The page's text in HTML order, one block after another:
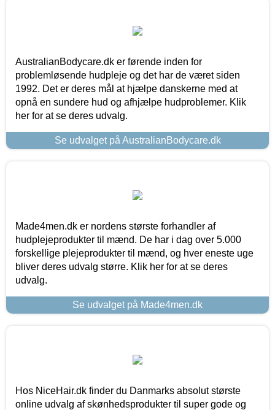
AustralianBodycare.dk er førende inden for
problemløsende hudpleje og det har de været siden
1992. Det er deres mål at hjælpe danskerne med at
opnå en sundere hud og afhjælpe hudproblemer. Klik
her for at se deres udvalg.
Se udvalget på AustralianBodycare.dk
Made4men.dk er nordens største forhandler af
hudplejeprodukter til mænd. De har i dag over 5.000
forskellige plejeprodukter til mænd, og hver eneste uge
bliver deres udvalg større. Klik her for at se deres
udvalg.
Se udvalget på Made4men.dk
Hos NiceHair.dk finder du Danmarks absolut største
online udvalg af skønhedsprodukter til super gode og